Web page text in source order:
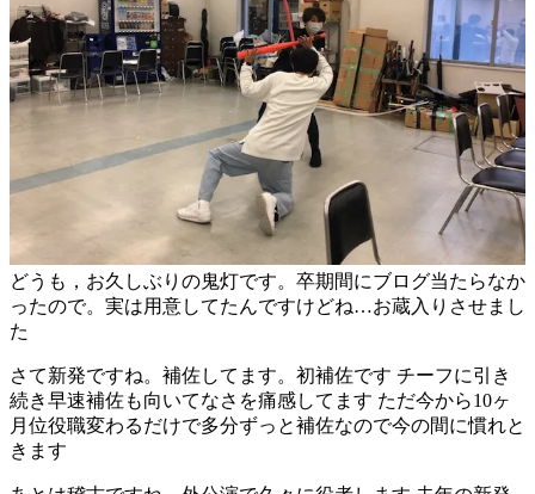
どうも，お久しぶりの鬼灯です。卒期間にブログ当たらなか
ったので。実は用意してたんですけどね…お蔵入りさせまし
た
さて新発ですね。補佐してます。初補佐です チーフに引き
続き早速補佐も向いてなさを痛感してます ただ今から10ヶ
月位役職変わるだけで多分ずっと補佐なので今の間に慣れと
きます